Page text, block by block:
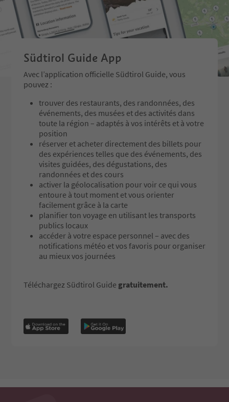
Südtirol Guide App
Avec l’application officielle Südtirol Guide, vous
pouvez :
trouver des restaurants, des randonnées, des
événements, des musées et des activités dans
toute la région – adaptés à vos intérêts et à votre
position
réserver et acheter directement des billets pour
des expériences telles que des événements, des
visites guidées, des dégustations, des
randonnées et des cours
activer la géolocalisation pour voir ce qui vous
entoure à tout moment et vous orienter
facilement grâce à la carte
planifier ton voyage en utilisant les transports
publics locaux
accéder à votre espace personnel – avec des
notifications météo et vos favoris pour organiser
au mieux vos journées
Téléchargez Südtirol Guide gratuitement.